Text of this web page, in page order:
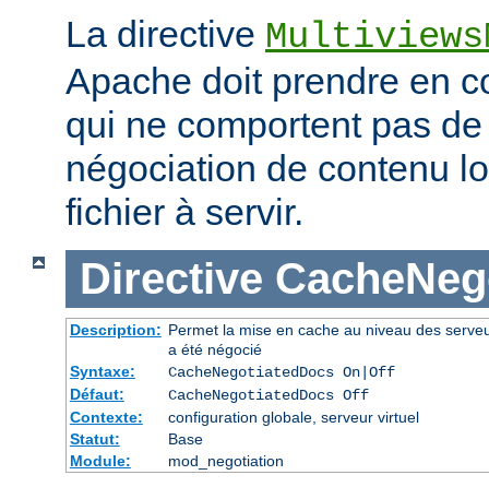
La directive
Apache doit prendre en
qui ne comportent pas
négociation de contenu
fichier à servir.
Directive
Description: Permet la mise en cache au niveau des
a été négocié
Syntaxe:
CacheNegotiatedDocs On|Off
Défaut:
CacheNegotiatedDocs Off
Contexte:
configuration globale, serveur virtuel
Statut:
Base
Module:
mod_negotiation